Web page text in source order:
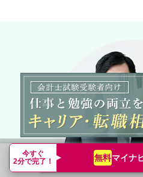
今すぐ
2分で完了！
無料マイナ
簡単無料 転職支